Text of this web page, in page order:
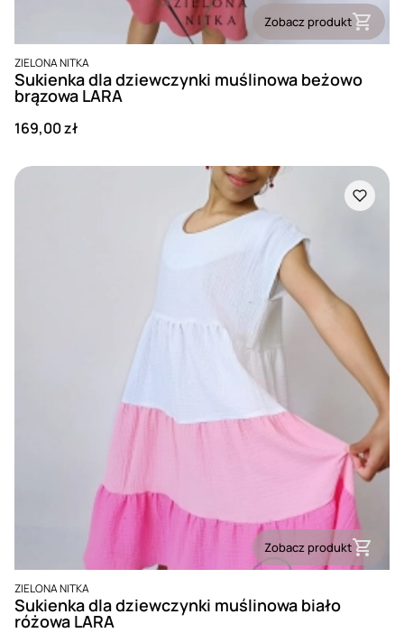
Zobacz produkt
PRODUCENT
ZIELONA NITKA
Sukienka dla dziewczynki muślinowa beżowo
brązowa LARA
Cena
169,00 zł
Zobacz produkt
PRODUCENT
ZIELONA NITKA
Sukienka dla dziewczynki muślinowa biało
różowa LARA